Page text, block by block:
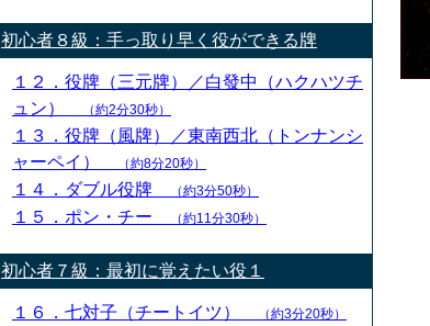
初心者８級：手っ取り早く役ができる牌
１２．役牌（三元牌）／白發中（ハクハツチ
ュン）
（約2分30秒）
１３．役牌（風牌）／東南西北（トンナンシ
ャーペイ）
（約8分20秒）
１４．ダブル役牌 （約3分50秒）
１５．ポン・チー （約11分30秒）
初心者７級：最初に覚えたい役１
１６．七対子（チートイツ） （約3分20秒）